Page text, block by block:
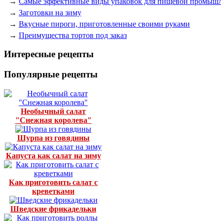
→ Заготовки на зиму
→ Вкусные пироги, приготовленные своими руками
→ Преимущества тортов под заказ
Интересные рецепты
Популярные рецепты
Необычный салат
"Снежная королева"
Шурпа из говядины
Капуста как салат на зиму
Как приготовить салат с
креветками
Шведские фрикадельки